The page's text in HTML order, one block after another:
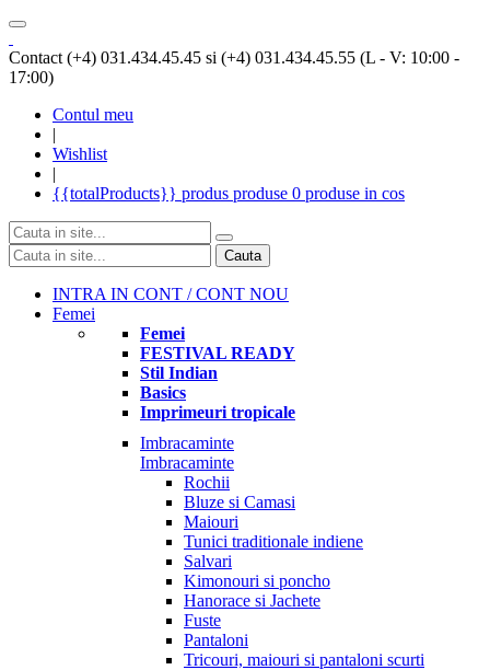
Contact (+4) 031.434.45.45 si (+4) 031.434.45.55 (L - V: 10:00 -
17:00)
Contul meu
|
Wishlist
|
{{totalProducts}} produs produse 0 produse in cos
Cauta
INTRA IN CONT / CONT NOU
Femei
Femei
FESTIVAL READY
Stil Indian
Basics
Imprimeuri tropicale
Imbracaminte
Imbracaminte
Rochii
Bluze si Camasi
Maiouri
Tunici traditionale indiene
Salvari
Kimonouri si poncho
Hanorace si Jachete
Fuste
Pantaloni
Tricouri, maiouri si pantaloni scurti